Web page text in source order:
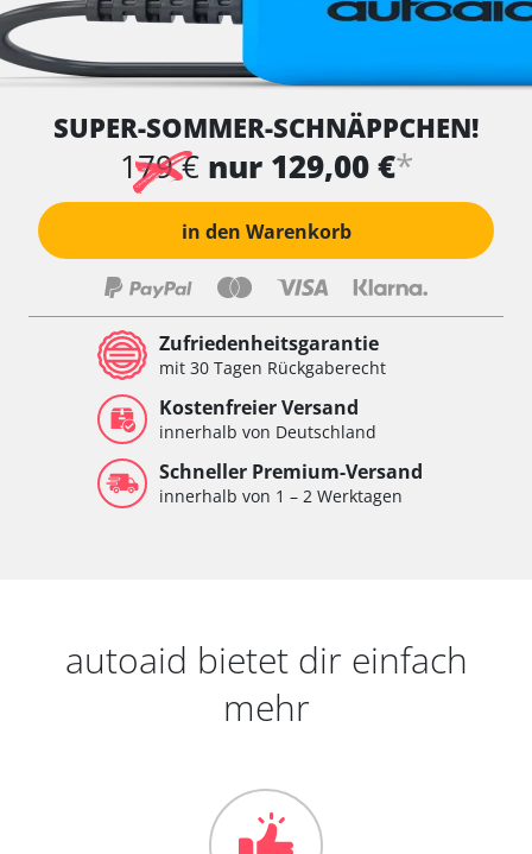
SUPER-SOMMER-SCHNÄPPCHEN!
179 € nur 129,00 €*
in den Warenkorb
Zufriedenheitsgarantie
mit 30 Tagen Rückgaberecht
Kostenfreier Versand
innerhalb von Deutschland
Schneller Premium-Versand
innerhalb von 1 – 2 Werktagen
autoaid bietet dir einfach
mehr